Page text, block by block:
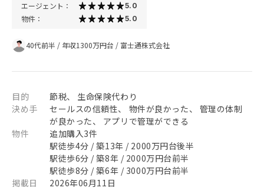
エージェント： 5.0
物件： 5.0
40代前半 / 年収1300万円台 / 富士通株式会社
目的
節税、 生命保険代わり
決め手
セールスの信頼性、 物件が良かった、 管理の体制
が良かった、 アプリで管理ができる
物件
追加購入3件
駅徒歩4分 / 築13年 / 2000万円台後半
駅徒歩6分 / 築8年 / 2000万円台前半
駅徒歩8分 / 築6年 / 3000万円台前半
掲載日
2026年06月11日